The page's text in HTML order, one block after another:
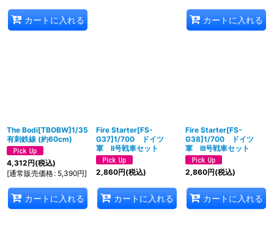
カートに入れる カートに入れる
The Bodi[TBOBW]1/35
有刺鉄線 (約60cm)
4,312円(税込)
[通常販売価格: 5,390円]
カートに入れる
Fire Starter[FS-
G37]1/700 ドイツ
軍 II号戦車セット
2,860円(税込)
カートに入れる
Fire Starter[FS-
G38]1/700 ドイツ
軍 III号戦車セット
2,860円(税込)
カートに入れる